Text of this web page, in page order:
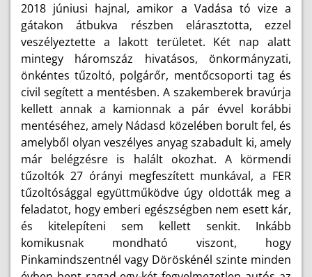
2018 júniusi hajnal, amikor a Vadása tó vize a
gátakon átbukva részben elárasztotta, ezzel
veszélyeztette a lakott területet. Két nap alatt
mintegy háromszáz hivatásos, önkormányzati,
önkéntes tűzoltó, polgárőr, mentőcsoporti tag és
civil segített a mentésben. A szakemberek bravúrja
kellett annak a kamionnak a pár évvel korábbi
mentéséhez, amely Nádasd közelében borult fel, és
amelyből olyan veszélyes anyag szabadult ki, amely
már belégzésre is halált okozhat. A körmendi
tűzoltók 27 órányi megfeszített munkával, a FER
tűzoltósággal együttműködve úgy oldották meg a
feladatot, hogy emberi egészségben nem esett kár,
és kitelepíteni sem kellett senkit. Inkább
komikusnak mondható viszont, hogy
Pinkamindszentnél vagy Döröskénél szinte minden